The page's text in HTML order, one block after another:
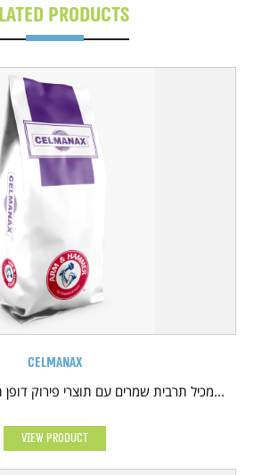
Products
Celmanax
הCELMANAX מכיל תרבית שמרים עם תוצרי פירוק דופן תא של...
View Product